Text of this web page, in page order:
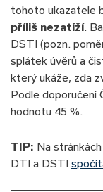
tohoto ukazatele
příliš nezatíží.
DSTI (pozn.
splátek úvěrů a
který ukáže, zda
Podle doporučení
hodnotu 45 %.
TIP: Na
DTI a DSTI